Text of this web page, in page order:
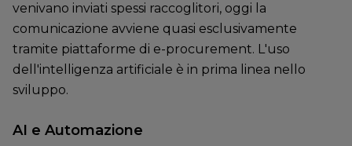
venivano inviati spessi raccoglitori, oggi la
comunicazione avviene quasi esclusivamente
tramite piattaforme di e-procurement. L'uso
dell'intelligenza artificiale è in prima linea nello
sviluppo.
AI e Automazione